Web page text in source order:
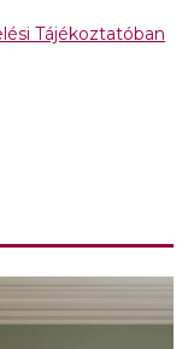
Tájékoztatóban